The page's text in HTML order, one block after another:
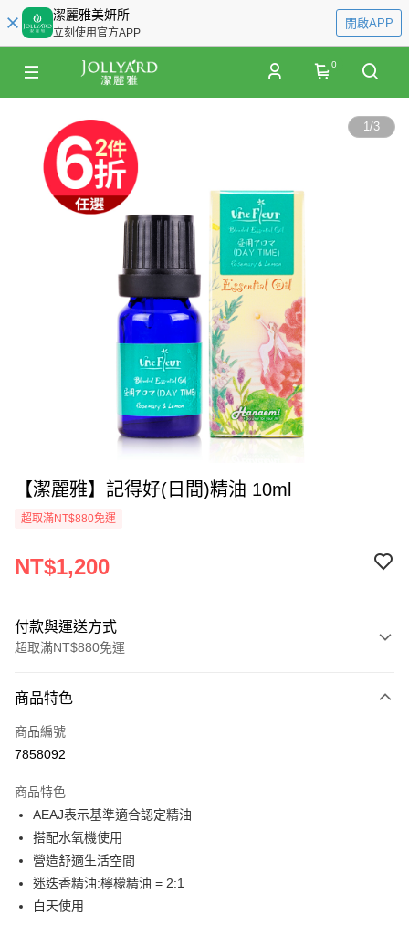
潔麗雅美妍所
立刻使用官方APP
開啟APP
0
1/3
【潔麗雅】記得好(日間)精油 10ml
超取滿NT$880免運
NT$1,200
付款與運送方式
超取滿NT$880免運
信用卡一次付款
超商取貨付款
Apple Pay
ATM付款
運送方式
商品特色
商品編號
7858092
商品特色
AEAJ表示基準適合認定精油
搭配水氧機使用
營造舒適生活空間
迷迭香精油:檸檬精油 = 2:1
白天使用